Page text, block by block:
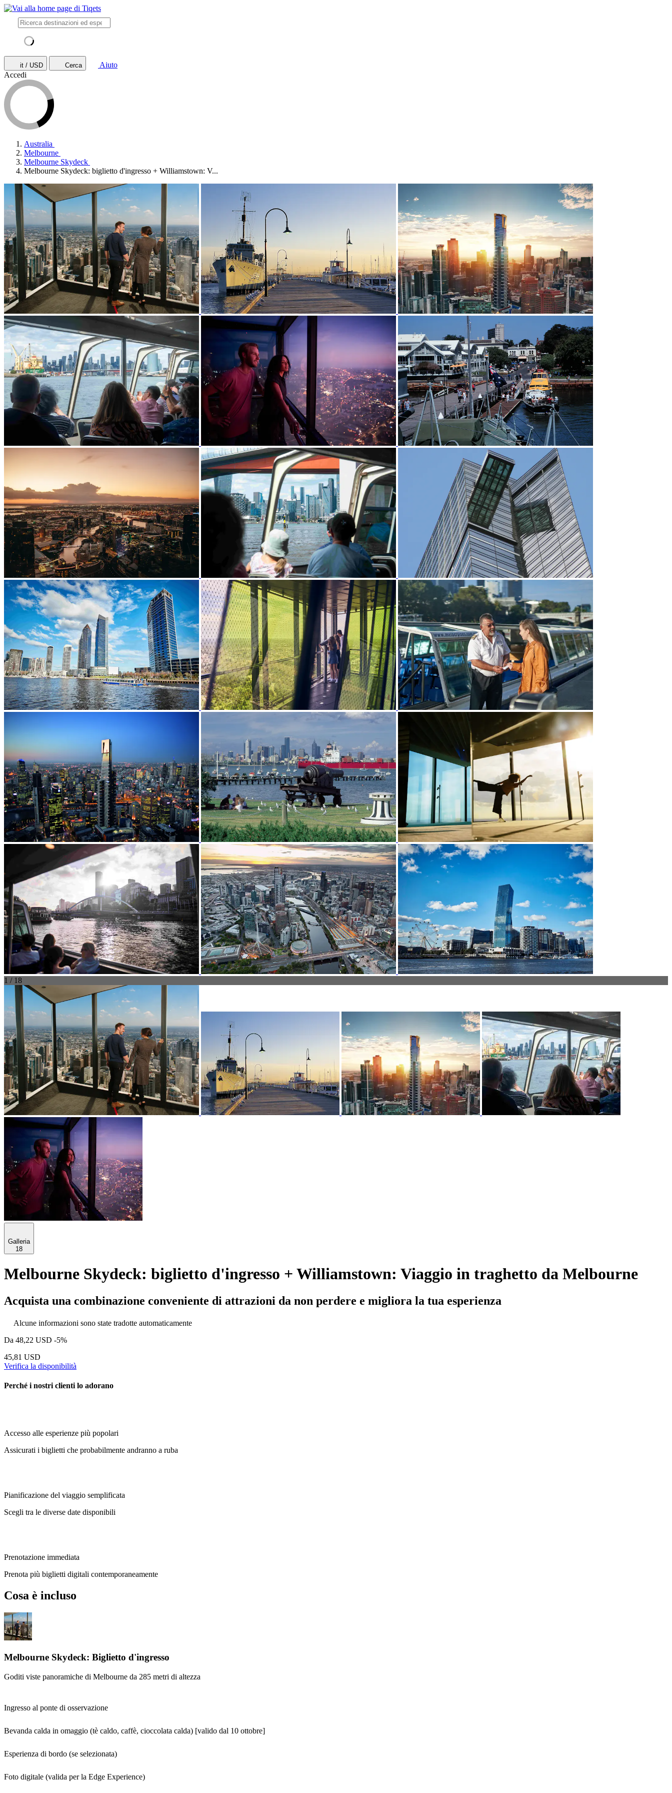
it / USD Cerca
Aiuto
Accedi
Australia
Melbourne
Melbourne Skydeck
Melbourne Skydeck: biglietto d'ingresso + Williamstown: V...
1 / 18
Galleria
18
Melbourne Skydeck: biglietto d'ingresso + Williamstown: Viaggio in traghetto da Melbourne
Acquista una combinazione conveniente di attrazioni da non perdere e migliora la tua esperienza
Alcune informazioni sono state tradotte automaticamente
Da 48,22 USD -5%
45,81 USD
Verifica la disponibilità
Perché i nostri clienti lo adorano
Accesso alle esperienze più popolari
Assicurati i biglietti che probabilmente andranno a ruba
Pianificazione del viaggio semplificata
Scegli tra le diverse date disponibili
Prenotazione immediata
Prenota più biglietti digitali contemporaneamente
Cosa è incluso
Melbourne Skydeck: Biglietto d'ingresso
Goditi viste panoramiche di Melbourne da 285 metri di altezza
Ingresso al ponte di osservazione
Bevanda calda in omaggio (tè caldo, caffè, cioccolata calda) [valido dal 10 ottobre]
Esperienza di bordo (se selezionata)
Foto digitale (valida per la Edge Experience)